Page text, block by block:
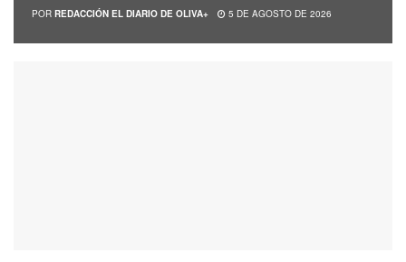
POR REDACCIÓN EL DIARIO DE OLIVA+ 5 DE AGOSTO DE 2026